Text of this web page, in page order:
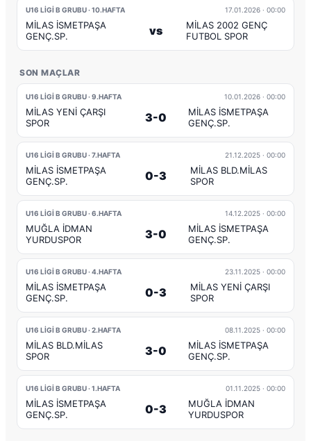
U16 LİGİ B GRUBU · 10.HAFTA 17.01.2026 · 00:00
MİLAS İSMETPAŞA
GENÇ.SP.
vs
MİLAS 2002 GENÇ
FUTBOL SPOR
SON MAÇLAR
U16 LİGİ B GRUBU · 9.HAFTA 10.01.2026 · 00:00
MİLAS YENİ ÇARŞI
SPOR
3-0
MİLAS İSMETPAŞA
GENÇ.SP.
U16 LİGİ B GRUBU · 7.HAFTA 21.12.2025 · 00:00
MİLAS İSMETPAŞA
GENÇ.SP.
0-3
MİLAS BLD.MİLAS
SPOR
U16 LİGİ B GRUBU · 6.HAFTA 14.12.2025 · 00:00
MUĞLA İDMAN
YURDUSPOR
3-0
MİLAS İSMETPAŞA
GENÇ.SP.
U16 LİGİ B GRUBU · 4.HAFTA 23.11.2025 · 00:00
MİLAS İSMETPAŞA
GENÇ.SP.
0-3
MİLAS YENİ ÇARŞI
SPOR
U16 LİGİ B GRUBU · 2.HAFTA 08.11.2025 · 00:00
MİLAS BLD.MİLAS
SPOR
3-0
MİLAS İSMETPAŞA
GENÇ.SP.
U16 LİGİ B GRUBU · 1.HAFTA 01.11.2025 · 00:00
MİLAS İSMETPAŞA
GENÇ.SP.
0-3
MUĞLA İDMAN
YURDUSPOR